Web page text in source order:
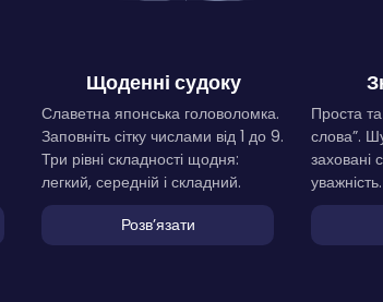
Щоденні судоку
Славетна японська головоломка.
Заповніть сітку числами від 1 до 9.
Три рівні складності щодня:
легкий, середній і складний.
Розвʼязати
Проста
слова”.
заховані
уважність.